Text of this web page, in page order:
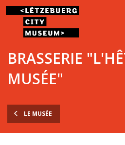
Aller
menu
Aller
contenu
Aller
page
LE MUSÉE
BRASSERIE
MUSÉE"